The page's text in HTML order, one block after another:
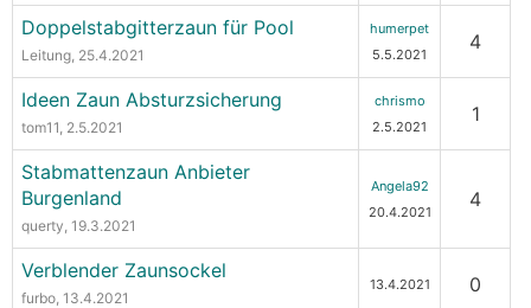
Doppelstabgitterzaun für Pool
Leitung, 25.4.2021
humerpet
5.5.2021
4
Ideen Zaun Absturzsicherung
tom11, 2.5.2021
chrismo
2.5.2021
1
Stabmattenzaun Anbieter
Burgenland
querty, 19.3.2021
Angela92
20.4.2021
4
Verblender Zaunsockel
furbo, 13.4.2021
13.4.2021 0